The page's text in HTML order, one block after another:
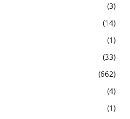
3
14
1
33
662
4
1